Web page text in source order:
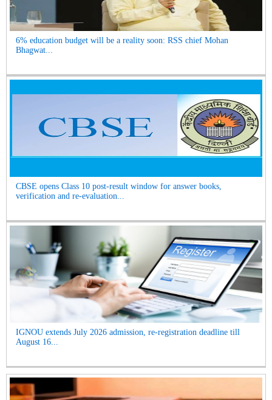
6% education budget will be a reality soon: RSS chief Mohan
Bhagwat...
CBSE opens Class 10 post-result window for answer books,
verification and re-evaluation...
IGNOU extends July 2026 admission, re-registration deadline till
August 16...